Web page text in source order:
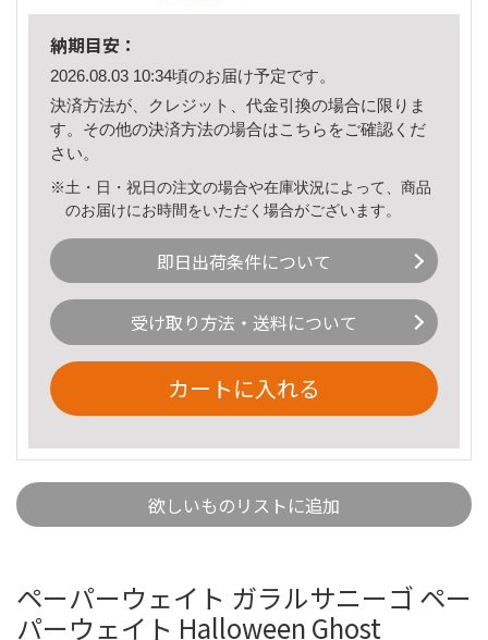
納期目安：
2026.08.03 10:34頃のお届け予定です。
決済方法が、クレジット、代金引換の場合に限りま
す。その他の決済方法の場合はこちら をご確認くだ
さい。
※土・日・祝日の注文の場合や在庫状況によって、商品
のお届けにお時間をいただく場合がございます。
即日出荷条件について
受け取り方法・送料について
カートに入れる
欲しいものリストに追加
ペーパーウェイト ガラルサニーゴ ペー
パーウェイト Halloween Ghost